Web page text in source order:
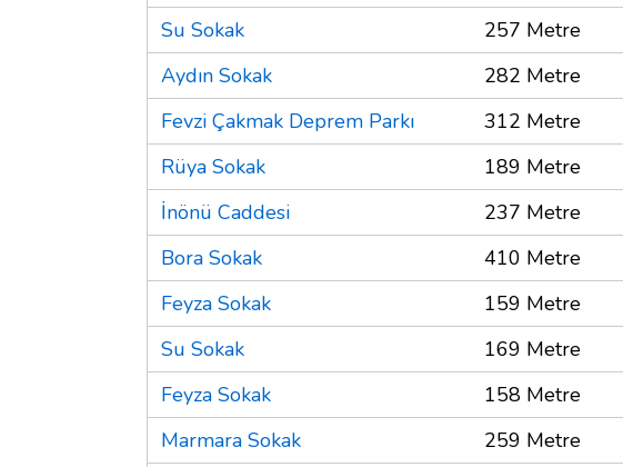
Su Sokak
257 Metre
Aydın Sokak
282 Metre
Fevzi Çakmak Deprem Parkı
312 Metre
Rüya Sokak
189 Metre
İnönü Caddesi
237 Metre
Bora Sokak
410 Metre
Feyza Sokak
159 Metre
Su Sokak
169 Metre
Feyza Sokak
158 Metre
Marmara Sokak
259 Metre